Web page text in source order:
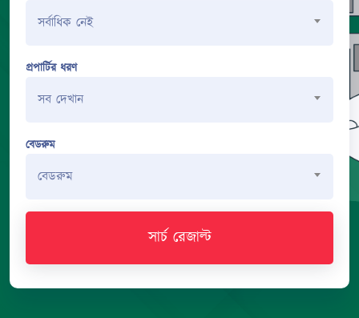
সর্বাধিক নেই
প্রপার্টির ধরণ
সব দেখান
বেডরুম
বেডরুম
সার্চ রেজাল্ট